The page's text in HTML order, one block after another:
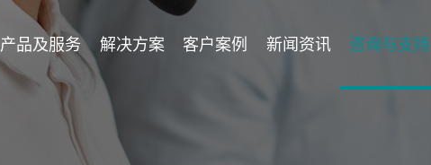
产品及服务 解决方案 客户案例 新闻资讯 咨询与支持